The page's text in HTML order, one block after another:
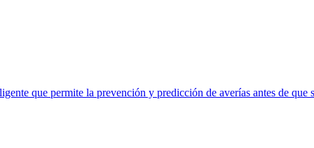
que permite la prevención y predicción de averías antes de que